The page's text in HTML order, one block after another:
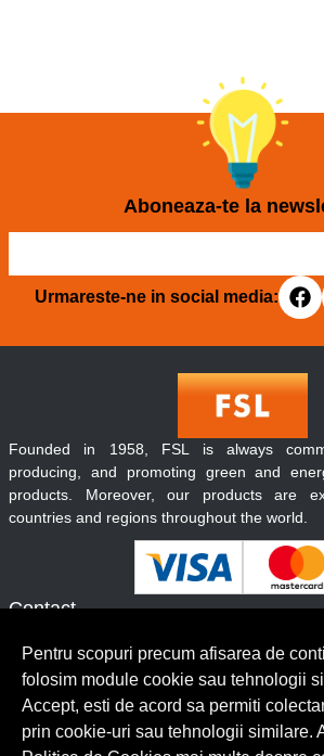
Aboneaza-te la
Urmareste-ne in social media:
Contact
Servicii clienti
Founded in 1958, FSL is always
producing, and promoting green and
products. Moreover, our products are
countries and regions throughout the world.
© Copyright 2026 Lumilux. Toate
Pentru scopuri precum afisarea de
folosim module cookie sau tehnologii
Accept, esti de acord sa permiti
prin cookie-uri sau tehnologii similare.